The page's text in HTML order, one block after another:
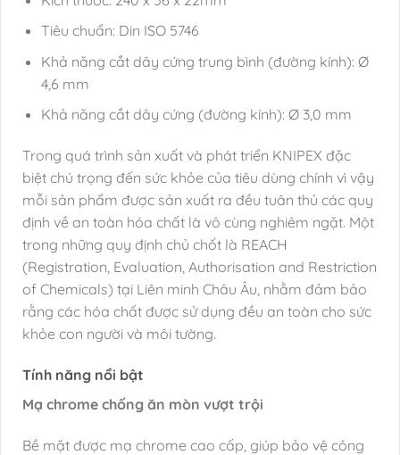
Tiêu chuẩn: Din ISO 5746
Khả năng cắt dây cứng trung bình (đường kính): Ø
4,6 mm
Khả năng cắt dây cứng (đường kính): Ø 3,0 mm
Trong quá trình sản xuất và phát triển KNIPEX đặc
biệt chú trọng đến sức khỏe của tiêu dùng chính vì vậy
mỗi sản phẩm được sản xuất ra đều tuân thủ các quy
định về an toàn hóa chất là vô cùng nghiêm ngặt. Một
trong những quy định chủ chốt là REACH
(Registration, Evaluation, Authorisation and Restriction
of Chemicals) tại Liên minh Châu Âu, nhằm đảm bảo
rằng các hóa chất được sử dụng đều an toàn cho sức
khỏe con người và môi tường.
Tính năng nổi bật
Mạ chrome chống ăn mòn vượt trội
Bề mặt được mạ chrome cao cấp, giúp bảo vệ công